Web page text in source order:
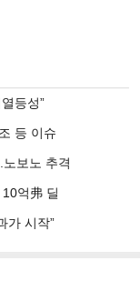
등성”
등 이슈
노보노 추격
10억弗 딜
가 시작”